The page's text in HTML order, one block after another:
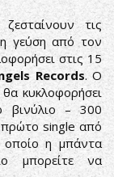
ζεσταίνουν τις
γεύση από τον
στις 15
Records. Ο
κυκλοφορήσει
βινύλιο – 300
πρώτο single από
οποίο η μπάντα
μπορείτε να